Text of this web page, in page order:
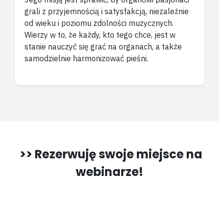
grali z przyjemnością i satysfakcją, niezależnie
od wieku i poziomu zdolności muzycznych.
Wierzy w to, że każdy, kto tego chce, jest w
stanie nauczyć się grać na organach, a także
samodzielnie harmonizować pieśni.
>> Rezerwuję swoje miejsce na
webinarze!